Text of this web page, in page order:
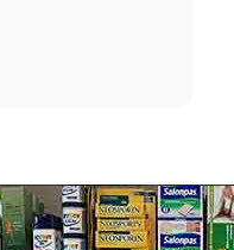
hơn khi mẹ đi vắng,
như sữa mẹ và là